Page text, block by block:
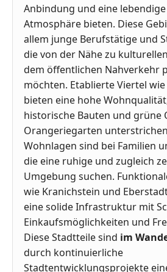
Anbindung und eine
Atmosphäre bieten. Diese
allem junge Berufstätige und
die von der Nähe zu
dem öffentlichen Nahverkehr
möchten. Etablierte Viertel
bieten eine hohe
historische Bauten und grüne
Orangeriegarten
Wohnlagen sind bei Familien
die eine ruhige und zugleich
Umgebung suchen.
wie Kranichstein und
eine solide Infrastruktur mit
Einkaufsmöglichkeiten und
Diese Stadtteile sind im
durch kontinuierliche
Stadtentwicklungsprojekte